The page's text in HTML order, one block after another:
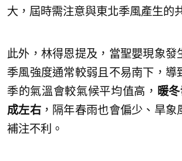
大，屆時需注意與東北季風產生的
此外，林得恩提及，當聖嬰現象發
季風強度通常較弱且不易南下，導
季的氣溫會較氣候平均值高， 暖
成左右，隔年春雨也會偏少、旱象
補注不利。